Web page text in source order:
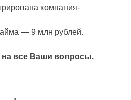
компания-
— 9 млн рублей.
на все Ваши вопросы.